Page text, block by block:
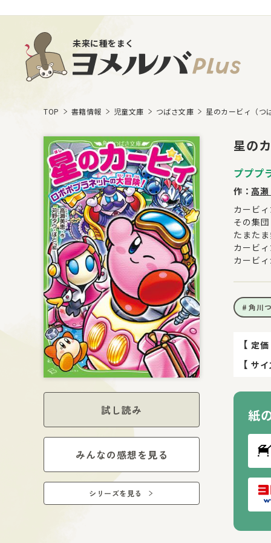
未来に種をまく
TOP 書籍情報 児童文庫 つばさ文庫 星のカービィ（つ
試し読み
みんなの感想を見る
シリーズを見る
星の
プププ
作： 高
カービ
その集
たまた
カービ
カービ
角川
【 定価
【 サイ
紙